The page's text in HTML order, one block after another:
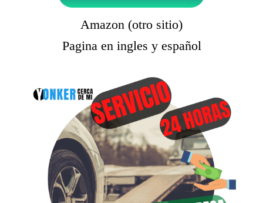
Amazon (otro sitio)
Pagina en ingles y español